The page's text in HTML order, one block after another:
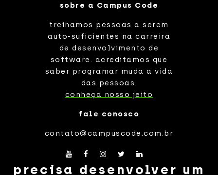
sobre a Campus Code
treinamos pessoas a serem
auto-suficientes na carreira
de desenvolvimento de
software. acreditamos que
saber programar muda a vida
das pessoas.
conheça nosso jeito
fale conosco
contato@campuscode.com.br
precisa desenvolver um